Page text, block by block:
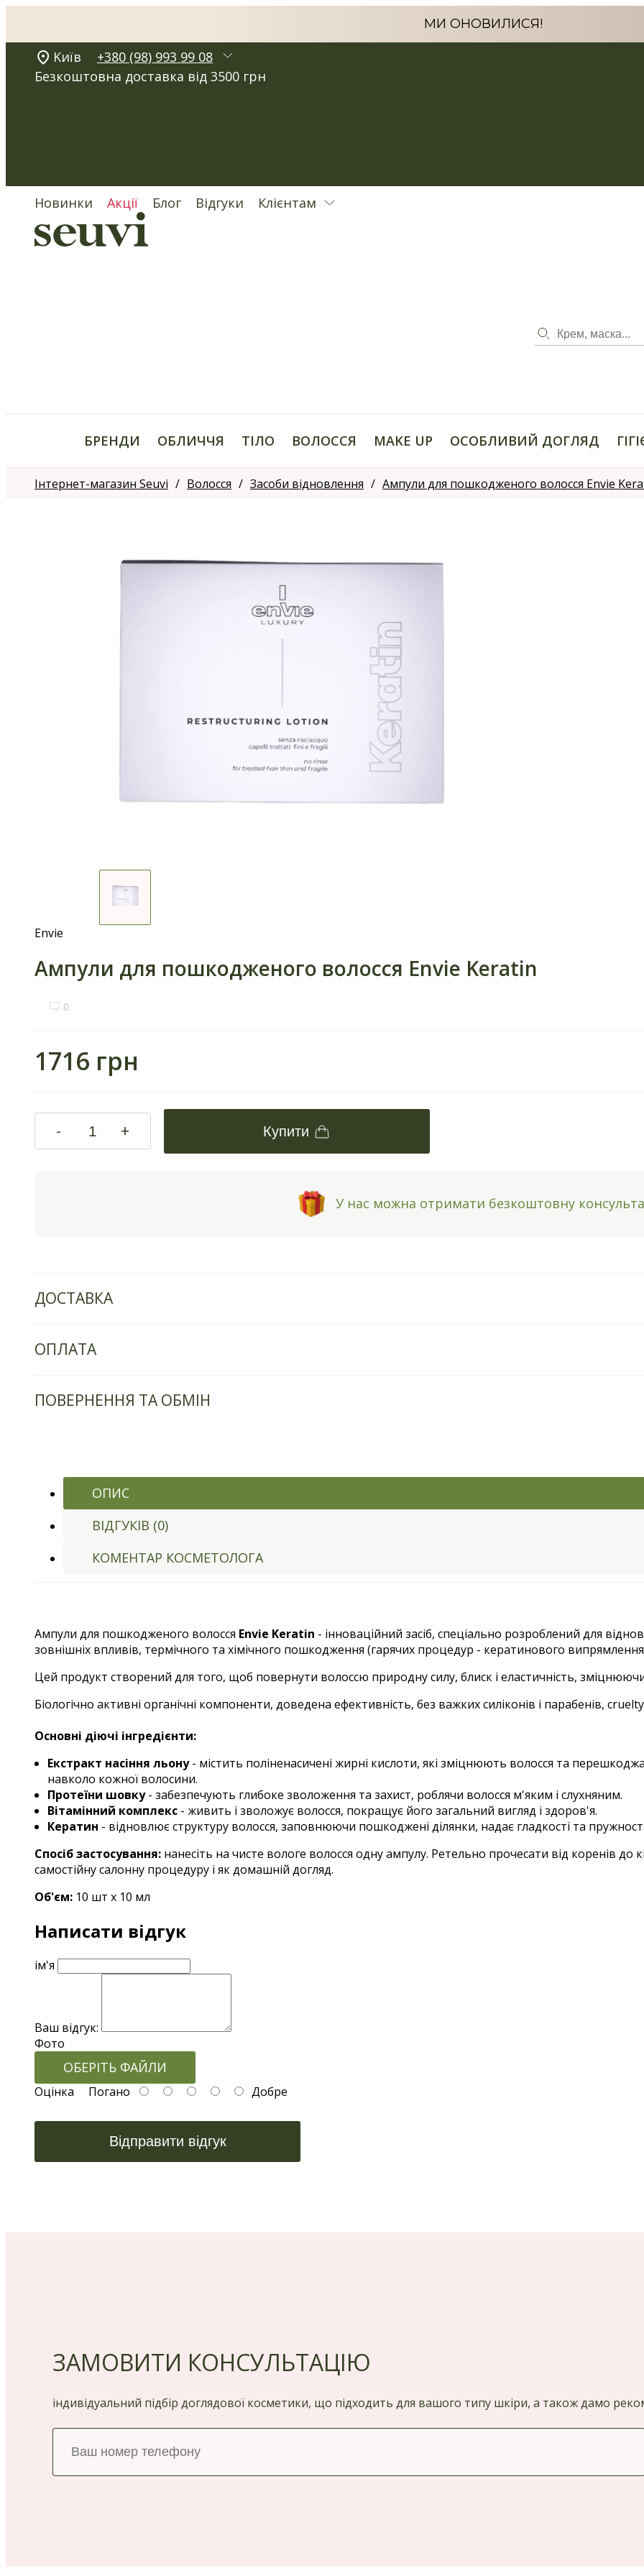
МИ ОНОВИЛИСЯ!
Kиїв
+380 (98) 993 99 08
Безкоштовна доставка від 3500 грн
Новинки Акції Блог Відгуки Клієнтам
БРЕНДИ ОБЛИЧЧЯ ТІЛО ВОЛОССЯ MAKE UP ОСОБЛИВИЙ ДОГЛЯД
Інтернет-магазин Seuvi Волосся Засоби відновлення Ампули для пошкодженого волосся Envie
Envie
Ампули для пошкодженого волосся Envie Keratin
0
1716 грн
- + Купити
У нас можна отримати безкоштовну
ДОСТАВКА
ОПЛАТА
ПОВЕРНЕННЯ ТА ОБМІН
ОПИС
ВІДГУКІВ (0)
КОМЕНТАР КОСМЕТОЛОГА
Ампули для пошкодженого волосся Envie Keratin - інноваційний засіб, спеціально розроблений для
зовнішніх впливів, термічного та хімічного пошкодження (гарячих процедур - кератинового
Цей продукт створений для того, щоб повернути волоссю природну силу, блиск і еластичність,
Біологічно активні органічні компоненти, доведена ефективність, без важких силіконів і парабенів,
Основні діючі інгредієнти:
Екстракт насіння льону- містить поліненасичені жирні кислоти, які зміцнюють волосся та
навколо кожної волосини.
Протеїни шовку- забезпечують глибоке зволоження та захист, роблячи волосся м'яким і слухняним.
Вітамінний комплекс- живить і зволожує волосся, покращує його загальний вигляд і здоров'я.
Кератин - відновлює структуру волосся, заповнюючи пошкоджені ділянки, надає гладкості та
Спосіб застосування: нанесіть на чисте вологе волосся одну ампулу. Ретельно прочесати від коренів
самостійну салонну процедуру і як домашній догляд.
Об'єм: 10 шт х 10 мл
Написати відгук
ім'я
Ваш відгук:
Фото
ОБЕРІТЬ ФАЙЛИ
Оцінка Погано Добре
Відправити відгук
ЗАМОВИТИ КОНСУЛЬТАЦІЮ
індивідуальний підбір доглядової косметики, що підходить для вашого типу шкіри, а також дамо